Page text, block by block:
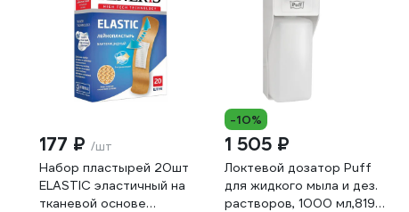
177 ₽ /шт
Набор пластырей 20шт
ELASTIC эластичный на
тканевой основе
-10%
1 505 ₽
Локтевой дозатор Puff
для жидкого мыла и дез.
растворов, 1000 мл,8197,